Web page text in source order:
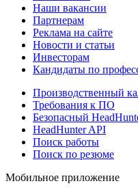
Наши вакансии
Партнерам
Реклама на сайте
Новости и статьи
Инвесторам
Кандидаты по
Производственный
Требования к ПО
Безопасный
HeadHunter API
Поиск работы
Поиск по резюме
Мобильное приложение